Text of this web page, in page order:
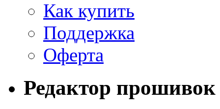
Как купить
Поддержка
Оферта
Редактор прошивок